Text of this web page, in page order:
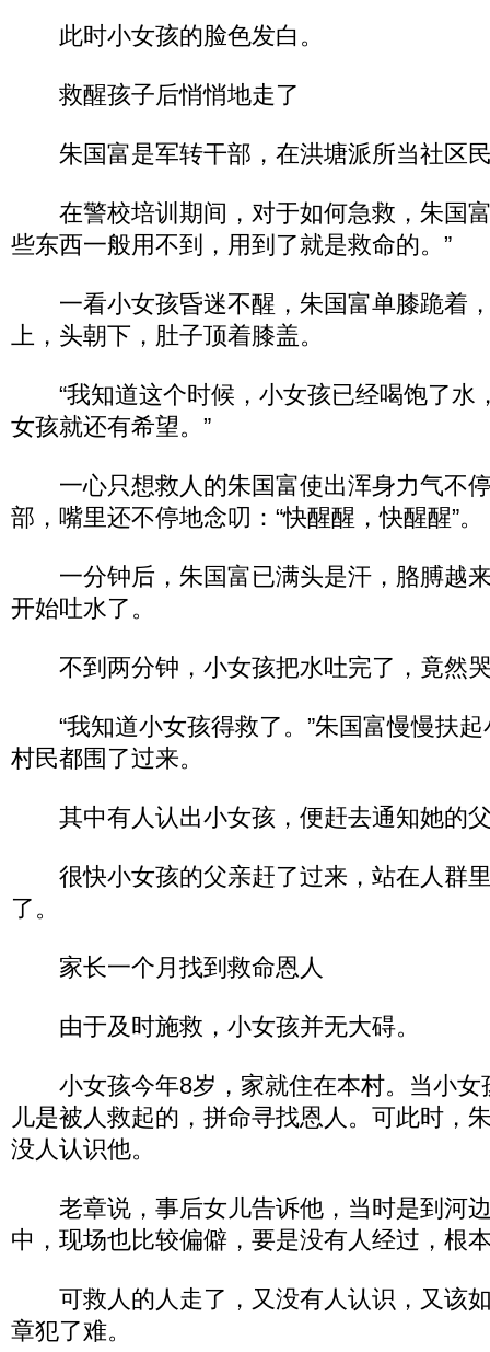
此时小女孩的脸色发白。
救醒孩子后悄悄地走了
朱国富是军转干部，在洪塘派所当社区
在警校培训期间，对于如何急救，朱国富
些东西一般用不到，用到了就是救命的。”
一看小女孩昏迷不醒，朱国富单膝跪着
上，头朝下，肚子顶着膝盖。
“我知道这个时候，小女孩已经喝饱了水
女孩就还有希望。”
一心只想救人的朱国富使出浑身力气不
部，嘴里还不停地念叨：“快醒醒，快醒醒”。
一分钟后，朱国富已满头是汗，胳膊越
开始吐水了。
不到两分钟，小女孩把水吐完了，竟然
“我知道小女孩得救了。”朱国富慢慢扶起
村民都围了过来。
其中有人认出小女孩，便赶去通知她的
很快小女孩的父亲赶了过来，站在人群
了。
家长一个月找到救命恩人
由于及时施救，小女孩并无大碍。
小女孩今年8岁，家就住在本村。当小女
儿是被人救起的，拼命寻找恩人。可此时，
没人认识他。
老章说，事后女儿告诉他，当时是到河
中，现场也比较偏僻，要是没有人经过，根
可救人的人走了，又没有人认识，又该
章犯了难。